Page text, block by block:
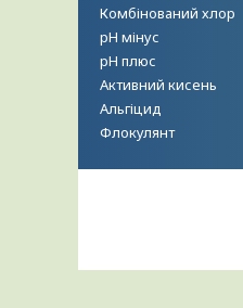
Комбінований хлор
рН мінус
рН плюс
Активний кисень
Альгіцид
Флокулянт